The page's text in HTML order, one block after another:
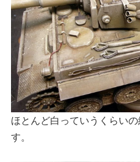
ほとんど白っていうくらい
す。